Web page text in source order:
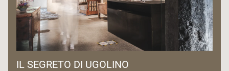
IL SEGRETO DI UGOLINO